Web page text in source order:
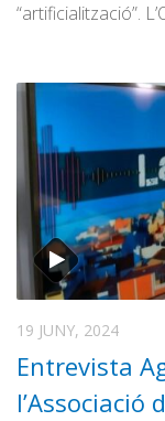
“artificialització”.
19 JUNY, 2024
Entrevista
l’Associació